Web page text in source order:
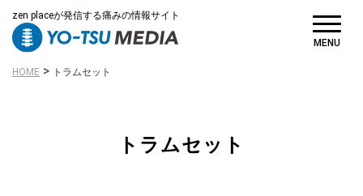
zen placeが発信する痛みの情報サイト
MENU
HOME > トラムセット
トラムセット